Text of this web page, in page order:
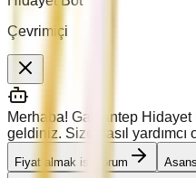
Çevrimiçi
Merhaba! Gaziantep Hidayet
geldiniz. Size nasıl yardımcı
Fiyat almak istiyorum